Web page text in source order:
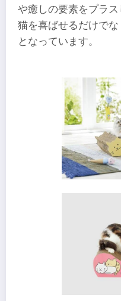
や癒しの要素をプラ
猫を喜ばせるだけで
となっています。